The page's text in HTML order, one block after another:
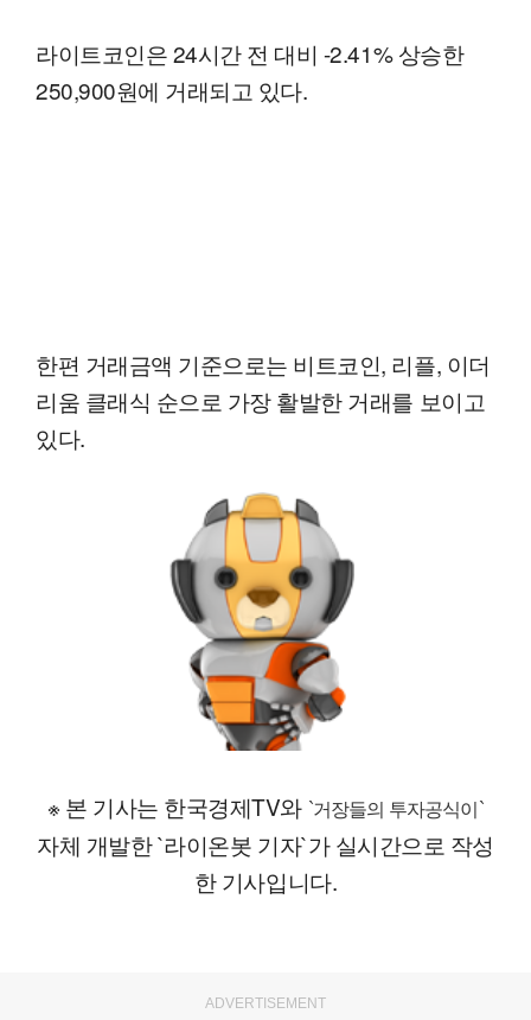
라이트코인은 24시간 전 대비 -2.41% 상승한
250,900원에 거래되고 있다.
한편 거래금액 기준으로는 비트코인, 리플, 이더
리움 클래식 순으로 가장 활발한 거래를 보이고
있다.
※ 본 기사는 한국경제TV와 `거장들의 투자공식이`
자체 개발한 `라이온봇 기자`가 실시간으로 작성
한 기사입니다.
ADVERTISEMENT